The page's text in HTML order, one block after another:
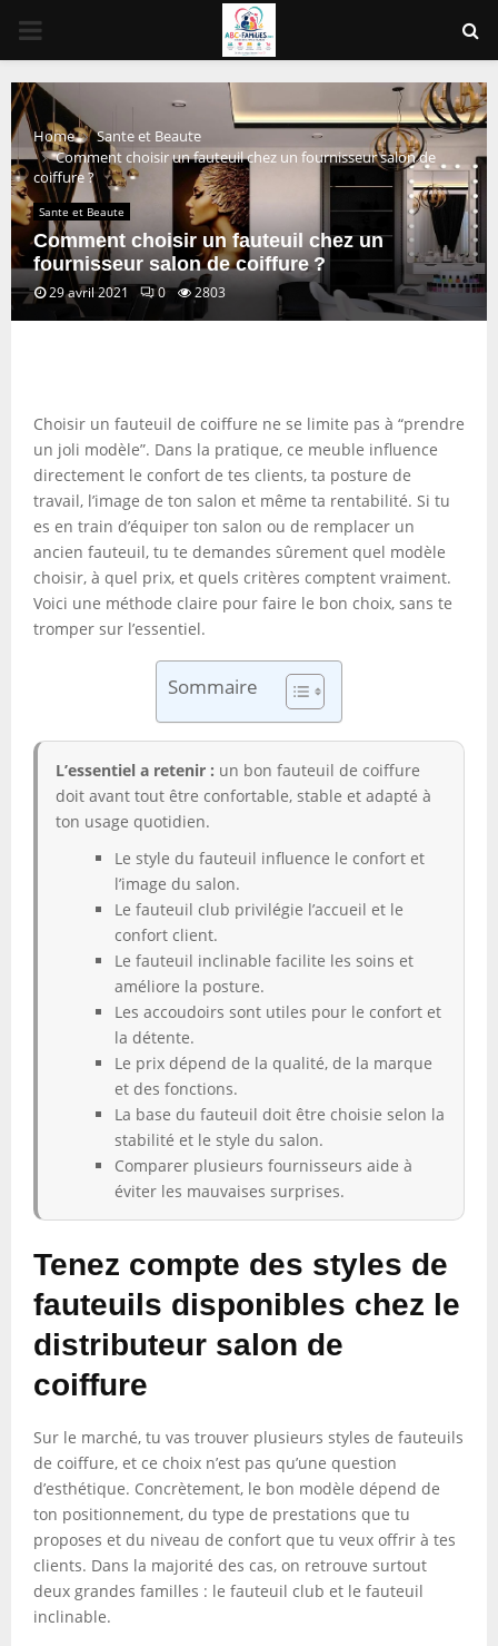
PRIMARY
MENU
Home
Sante et Beaute
Comment choisir un fauteuil chez un fournisseur salon de
coiffure ?
Sante et Beaute
Comment choisir un fauteuil chez un
fournisseur salon de coiffure ?
29 avril 2021 0 2803
Choisir un fauteuil de coiffure ne se limite pas à “prendre
un joli modèle”. Dans la pratique, ce meuble influence
directement le confort de tes clients, ta posture de
travail, l’image de ton salon et même ta rentabilité. Si tu
es en train d’équiper ton salon ou de remplacer un
ancien fauteuil, tu te demandes sûrement quel modèle
choisir, à quel prix, et quels critères comptent vraiment.
Voici une méthode claire pour faire le bon choix, sans te
tromper sur l’essentiel.
Sommaire
L’essentiel a retenir : un bon fauteuil de coiffure
doit avant tout être confortable, stable et adapté à
ton usage quotidien.
Le style du fauteuil influence le confort et
l’image du salon.
Le fauteuil club privilégie l’accueil et le
confort client.
Le fauteuil inclinable facilite les soins et
améliore la posture.
Les accoudoirs sont utiles pour le confort et
la détente.
Le prix dépend de la qualité, de la marque
et des fonctions.
La base du fauteuil doit être choisie selon la
stabilité et le style du salon.
Comparer plusieurs fournisseurs aide à
éviter les mauvaises surprises.
Tenez compte des styles de
fauteuils disponibles chez le
distributeur salon de
coiffure
Sur le marché, tu vas trouver plusieurs styles de fauteuils
de coiffure, et ce choix n’est pas qu’une question
d’esthétique. Concrètement, le bon modèle dépend de
ton positionnement, du type de prestations que tu
proposes et du niveau de confort que tu veux offrir à tes
clients. Dans la majorité des cas, on retrouve surtout
deux grandes familles : le fauteuil club et le fauteuil
inclinable.